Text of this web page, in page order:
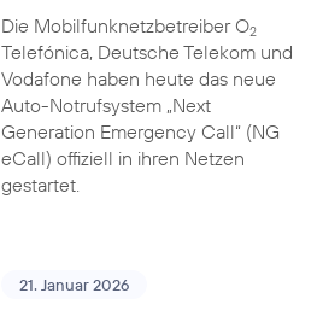
Die Mobilfunknetzbetreiber O2
Telefónica, Deutsche Telekom und
Vodafone haben heute das neue
Auto-Notrufsystem „Next
Generation Emergency Call“ (NG
eCall) offiziell in ihren Netzen
gestartet.
21. Januar 2026